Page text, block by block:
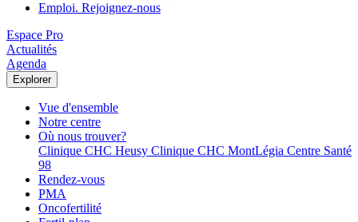
Emploi. Rejoignez-nous
Espace Pro
Actualités
Agenda
Explorer
Vue d'ensemble
Notre centre
Où nous trouver?
Clinique CHC Heusy Clinique CHC MontLégia Centre Santé
98
Rendez-vous
PMA
Oncofertilité